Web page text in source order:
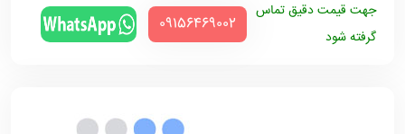
جهت قیمت دقیق تماس
گرفته شود
‪09156469002‬